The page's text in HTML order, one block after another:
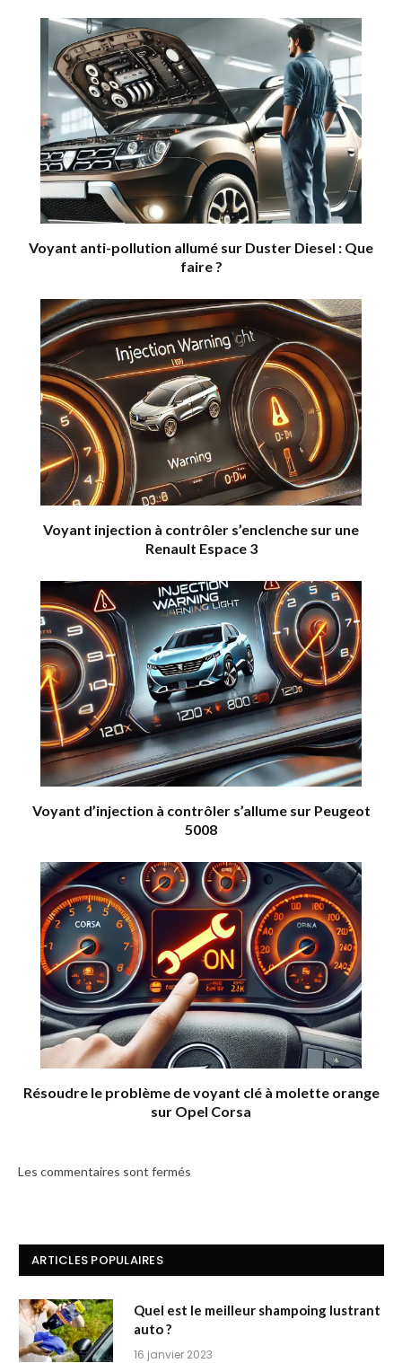
Voyant anti-pollution allumé sur Duster Diesel : Que
faire ?
Voyant injection à contrôler s’enclenche sur une
Renault Espace 3
Voyant d’injection à contrôler s’allume sur Peugeot
5008
Résoudre le problème de voyant clé à molette orange
sur Opel Corsa
Les commentaires sont fermés
ARTICLES POPULAIRES
Quel est le meilleur shampoing lustrant
auto ?
16 janvier 2023